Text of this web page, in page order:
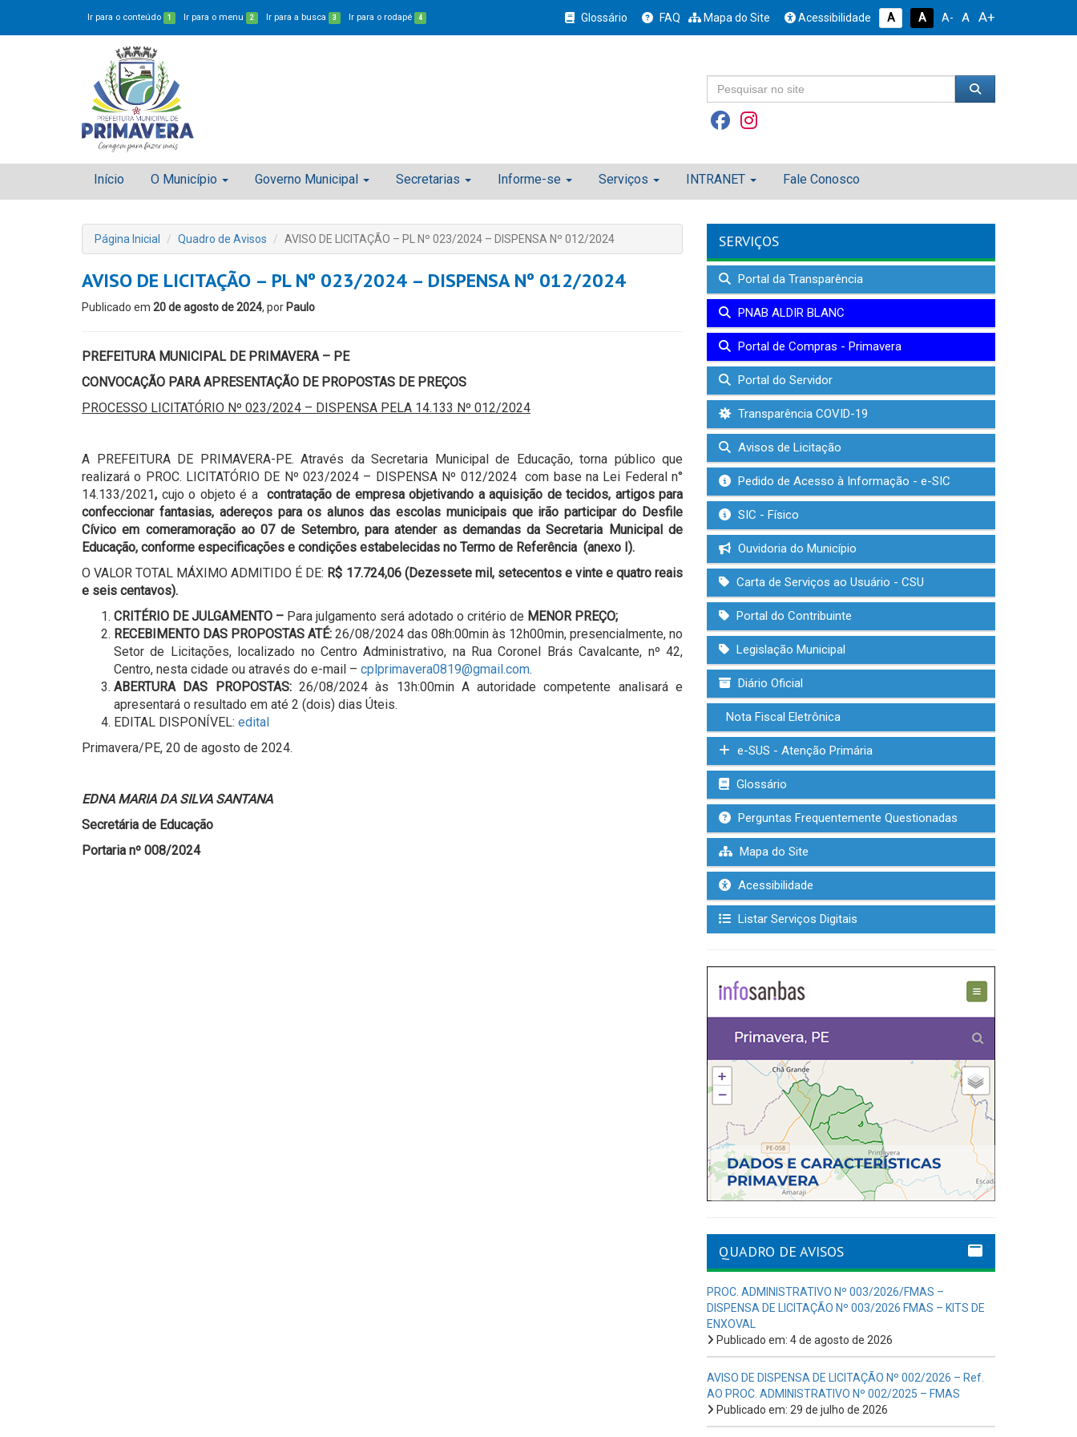
Ir para o conteúdo 1 Ir para o menu 2 Ir para a busca 3 Ir para o rodapé 4 Glossário FAQ Mapa do Site Acessibilidade A A A- A A+
Início O Município Governo Municipal Secretarias Informe-se Serviços INTRANET Fale Conosco
Página Inicial Quadro de Avisos AVISO DE LICITAÇÃO – PL Nº 023/2024 – DISPENSA Nº 012/2024
AVISO DE LICITAÇÃO – PL Nº 023/2024 – DISPENSA Nº 012/2024
Publicado em 20 de agosto de 2024, por Paulo
PREFEITURA MUNICIPAL DE PRIMAVERA – PE
CONVOCAÇÃO PARA APRESENTAÇÃO DE PROPOSTAS DE PREÇOS
PROCESSO LICITATÓRIO Nº 023/2024 – DISPENSA PELA 14.133 Nº 012/2024
A PREFEITURA DE PRIMAVERA-PE. Através da Secretaria Municipal de Educação, torna público que
realizará o PROC. LICITATÓRIO DE Nº 023/2024 – DISPENSA Nº 012/2024 com base na Lei Federal n°
14.133/2021, cujo o objeto é a contratação de empresa objetivando a aquisição de tecidos, artigos para
confeccionar fantasias, adereços para os alunos das escolas municipais que irão participar do Desfile
Cívico em comeramoração ao 07 de Setembro, para atender as demandas da Secretaria Municipal de
Educação, conforme especificações e condições estabelecidas no Termo de Referência (anexo I).
O VALOR TOTAL MÁXIMO ADMITIDO É DE: R$ 17.724,06 (Dezessete mil, setecentos e vinte e quatro reais
e seis centavos).
CRITÉRIO DE JULGAMENTO – Para julgamento será adotado o critério de MENOR PREÇO;
RECEBIMENTO DAS PROPOSTAS ATÉ: 26/08/2024 das 08h:00min às 12h00min, presencialmente, no
Setor de Licitações, localizado no Centro Administrativo, na Rua Coronel Brás Cavalcante, nº 42,
Centro, nesta cidade ou através do e-mail – cplprimavera0819@gmail.com.
ABERTURA DAS PROPOSTAS: 26/08/2024 às 13h:00min A autoridade competente analisará e
apresentará o resultado em até 2 (dois) dias Úteis.
EDITAL DISPONÍVEL: edital
Primavera/PE, 20 de agosto de 2024.
EDNA MARIA DA SILVA SANTANA
Secretária de Educação
Portaria nº 008/2024
SERVIÇOS
Portal da Transparência
PNAB ALDIR BLANC
Portal de Compras - Primavera
Portal do Servidor
Transparência COVID-19
Avisos de Licitação
Pedido de Acesso à Informação - e-SIC
SIC - Físico
Ouvidoria do Município
Carta de Serviços ao Usuário - CSU
Portal do Contribuinte
Legislação Municipal
Diário Oficial
Nota Fiscal Eletrônica
e-SUS - Atenção Primária
Glossário
Perguntas Frequentemente Questionadas
Mapa do Site
Acessibilidade
Listar Serviços Digitais
QUADRO DE AVISOS
PROC. ADMINISTRATIVO Nº 003/2026/FMAS –
DISPENSA DE LICITAÇÃO Nº 003/2026 FMAS – KITS DE
ENXOVAL
Publicado em: 4 de agosto de 2026
AVISO DE DISPENSA DE LICITAÇÃO Nº 002/2026 – Ref.
AO PROC. ADMINISTRATIVO Nº 002/2025 – FMAS
Publicado em: 29 de julho de 2026